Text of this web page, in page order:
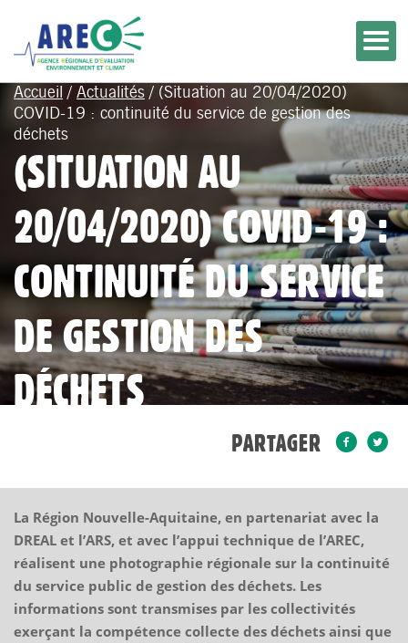
Accueil / Actualités / (Situation au 20/04/2020)
COVID-19 : continuité du service de gestion des
déchets
(SITUATION AU
20/04/2020) COVID-19 :
CONTINUITÉ DU SERVICE
DE GESTION DES
DÉCHETS
PARTAGER
La Région Nouvelle-Aquitaine, en partenariat avec la
DREAL et l’ARS, et avec l’appui technique de l’AREC,
réalisent une photographie régionale sur la continuité
du service public de gestion des déchets. Les
informations sont transmises par les collectivités
exerçant la compétence collecte des déchets ainsi que